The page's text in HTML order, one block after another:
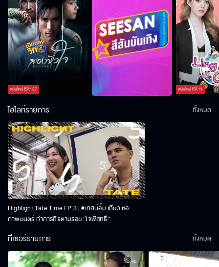
ตอนใหม่EP.127 ตอนใหม่EP.11
ไฮไลท์รายการ
Highlight Tate Time EP.3 | #เทศน์อุ้ม เที่ยว หอ
ภาพยนตร์ ทำภารกิจตามรอย “ใจพิสุทธิ์“
ทั้งหมด
ทีเซอร์รายการ ทั้งหมด